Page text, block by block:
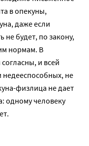
в опекуны,
даже если
не будет, по закону,
нормам. В
и всей
недееспособных, не
физлица не дает
одному человеку